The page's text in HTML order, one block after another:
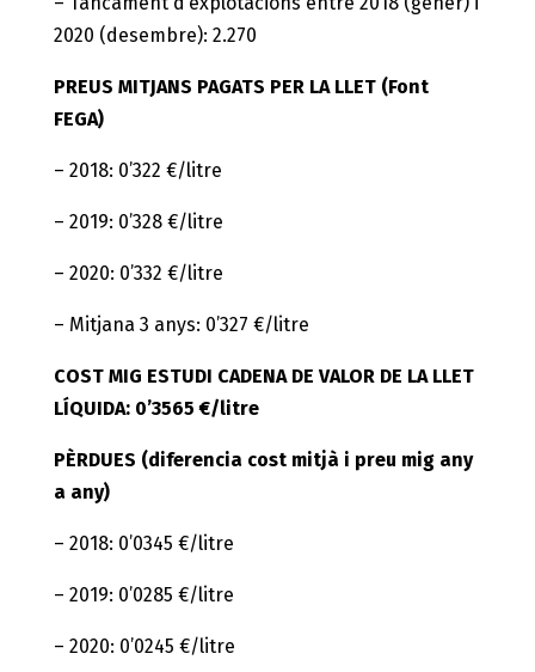
2020 (desembre): 2.270
PREUS MITJANS PAGATS PER LA LLET (Font
FEGA)
– 2018: 0’322 €/litre
– 2019: 0’328 €/litre
– 2020: 0’332 €/litre
– Mitjana 3 anys: 0’327 €/litre
COST MIG ESTUDI CADENA DE VALOR DE LA LLET
LÍQUIDA: 0’3565 €/litre
PÈRDUES (diferencia cost mitjà i preu mig any
a any)
– 2018: 0’0345 €/litre
– 2019: 0’0285 €/litre
– 2020: 0’0245 €/litre